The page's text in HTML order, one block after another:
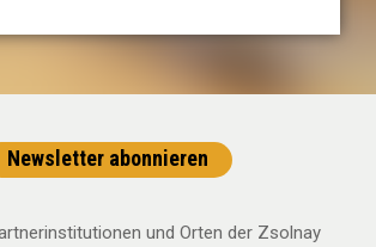
Newsletter abonnieren
und Orten der Zsolnay